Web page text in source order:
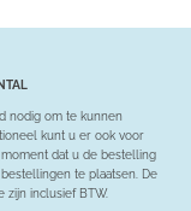
nodig om te kunnen
kunt u er ook voor
dat u de bestelling
te plaatsen. De
zijn inclusief BTW.